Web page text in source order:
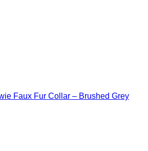
Faux Fur Collar – Brushed Grey